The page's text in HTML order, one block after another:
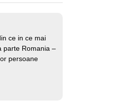
ce in ce mai
parte Romania –
persoane